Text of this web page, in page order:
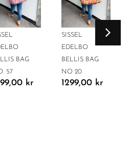
BAG
57
kr
SISSEL
EDELBO
BELLIS BAG
NO 20
1299,00 kr